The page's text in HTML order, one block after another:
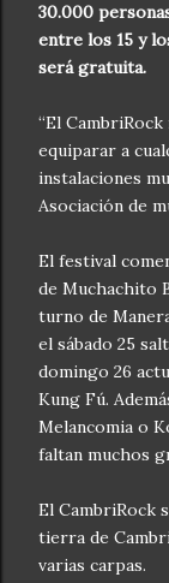
30.000
entre los 15 y
será gratuita.
“El
equiparar a
instalaciones
Asociación de
El festival
de Muchachito
turno de
el sábado 25
domingo 26
Kung Fú.
Melancomia o
faltan muchos
El CambriRock
tierra de
varias carpas.